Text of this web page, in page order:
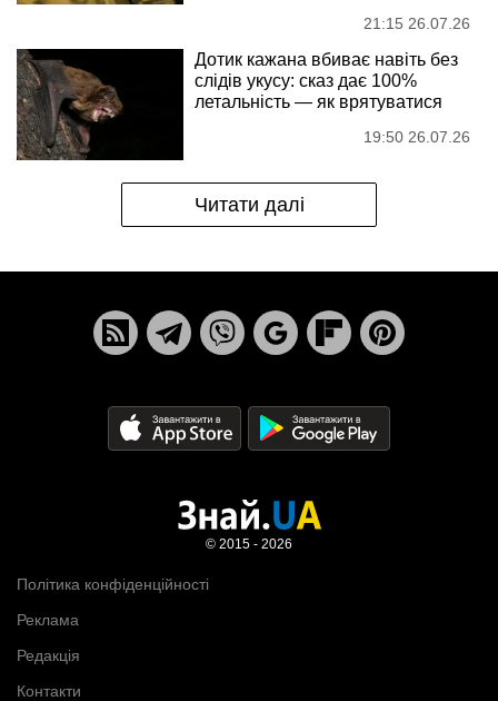
21:15 26.07.26
Дотик кажана вбиває навіть без
слідів укусу: сказ дає 100%
летальність — як врятуватися
19:50 26.07.26
Читати далі
Політика конфіденційності
Реклама
Редакція
Контакти
© 2015 - 2026